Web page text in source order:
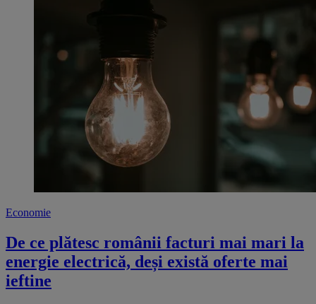
Economie
De ce plătesc românii facturi mai mari la
energie electrică, deși există oferte mai
ieftine